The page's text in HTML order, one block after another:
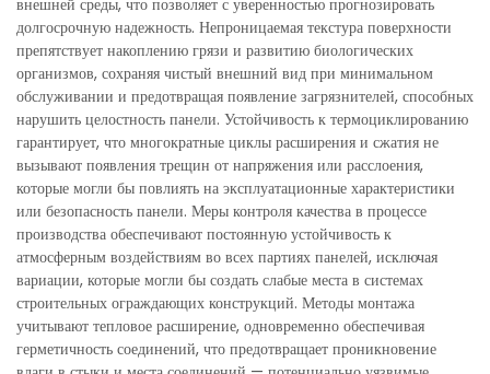
внешней среды, что позволяет с уверенностью прогнозировать
долгосрочную надежность. Непроницаемая текстура поверхности
препятствует накоплению грязи и развитию биологических
организмов, сохраняя чистый внешний вид при минимальном
обслуживании и предотвращая появление загрязнителей, способных
нарушить целостность панели. Устойчивость к термоциклированию
гарантирует, что многократные циклы расширения и сжатия не
вызывают появления трещин от напряжения или расслоения,
которые могли бы повлиять на эксплуатационные характеристики
или безопасность панели. Меры контроля качества в процессе
производства обеспечивают постоянную устойчивость к
атмосферным воздействиям во всех партиях панелей, исключая
вариации, которые могли бы создать слабые места в системах
строительных ограждающих конструкций. Методы монтажа
учитывают тепловое расширение, одновременно обеспечивая
герметичность соединений, что предотвращает проникновение